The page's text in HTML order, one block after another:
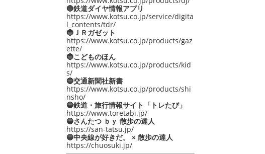
🔵鉄道ダイヤ情報アプリ
https://www.kotsu.co.jp/service/digita
l_contents/tdr/
🔵ＪＲガゼット
https://www.kotsu.co.jp/products/gaz
ette/
🔵こどものほん
https://www.kotsu.co.jp/products/kid
s/
🔵交通新聞社新書
https://www.kotsu.co.jp/products/shi
nsho/
🔵鉄道・旅行情報サイト「トレたび」
https://www.toretabi.jp/
🔵さんたつ ｂｙ 散歩の達人
https://san-tatsu.jp/
🔵中央線が好きだ。 × 散歩の達人
https://chuosuki.jp/